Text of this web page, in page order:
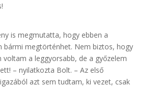
is megmutatta, hogy ebben a
bármi megtörténhet. Nem biztos, hogy
voltam a leggyorsabb, de a győzelem
– nyilatkozta Bolt. – Az első
azt sem tudtam, ki vezet, csak